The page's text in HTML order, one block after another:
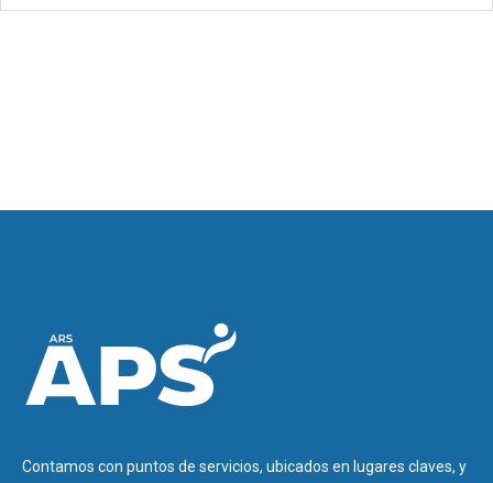
Contamos con puntos de servicios, ubicados en lugares claves, y